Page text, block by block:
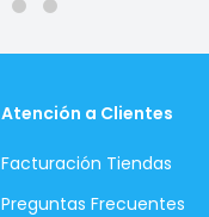
Atención a Clientes
Facturación Tiendas
Preguntas Frecuentes